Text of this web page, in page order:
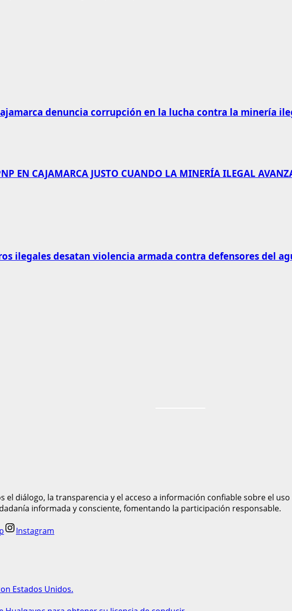
denuncia corrupción en la lucha contra la minería
PNP EN CAJAMARCA JUSTO CUANDO LA MINERÍA ILEGAL
ilegales desatan violencia armada contra defensores del
el diálogo, la transparencia y el acceso a información confiable sobre el
informada y consciente, fomentando la participación responsable.
Instagram
Estados Unidos.